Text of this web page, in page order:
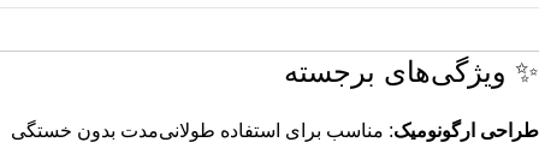
✨ ویژگی‌های برجسته
طراحی ارگونومیک: مناسب برای استفاده طولانی‌مدت بدون خستگی